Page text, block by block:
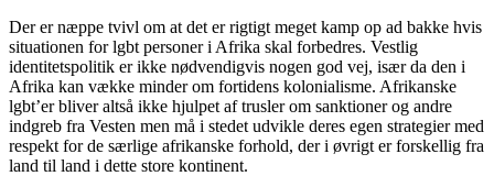
Der er næppe tvivl om at det er rigtigt meget kamp op ad bakke hvis
situationen for lgbt personer i Afrika skal forbedres. Vestlig
identitetspolitik er ikke nødvendigvis nogen god vej, især da den i
Afrika kan vække minder om fortidens kolonialisme. Afrikanske
lgbt’er bliver altså ikke hjulpet af trusler om sanktioner og andre
indgreb fra Vesten men må i stedet udvikle deres egen strategier med
respekt for de særlige afrikanske forhold, der i øvrigt er forskellig fra
land til land i dette store kontinent.